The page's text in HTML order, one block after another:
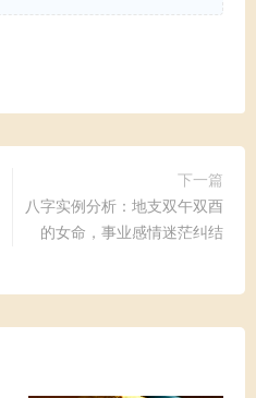
下一篇
八字实例分析：地支双午双酉
的女命，事业感情迷茫纠结